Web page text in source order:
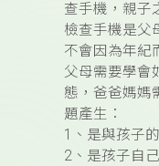
查手機，親子
檢查手機是父
不會因為年紀
父母需要學會
態，爸爸媽媽
題產生：
1、是與孩子
2、是孩子自